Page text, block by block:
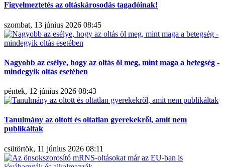
Figyelmeztetés az oltáskárosodás tagadóinak!
szombat, 13 június 2026 08:45
Nagyobb az esélye, hogy az oltás öl meg, mint maga a betegség -
mindegyik oltás esetében
péntek, 12 június 2026 08:43
Tanulmány az oltott és oltatlan gyerekekről, amit nem
publikáltak
csütörtök, 11 június 2026 08:11